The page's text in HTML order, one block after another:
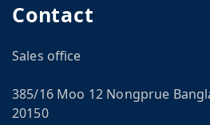
Contact
Sales office
385/16 Moo 12 Nongprue
20150